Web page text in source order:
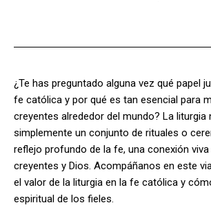
¿Te has preguntado alguna vez qué papel
fe católica y por qué es tan esencial para
creyentes alrededor del mundo? La liturgia
simplemente un conjunto de rituales o
reflejo profundo de la fe, una conexión
creyentes y Dios. Acompáñanos en este
el valor de la liturgia en la fe católica y
espiritual de los fieles.